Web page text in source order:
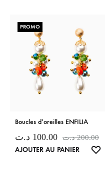
PROMO
Boucles d’oreilles ENFILIA
100.00 د.ت 200.00 د.ت
AJOUTER AU PANIER